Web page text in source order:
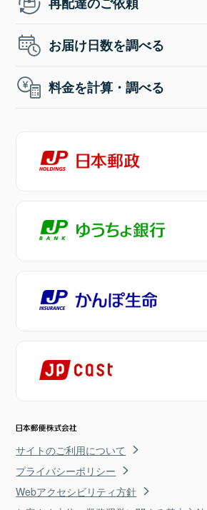
お届け日数を調べる
料金を計算・調べる
サイトのご利用について
プライバシーポリシー
Webアクセシビリティ方針